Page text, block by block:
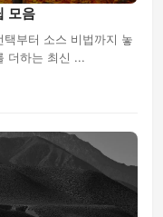
모음
부터 소스 비법까지 놓
더하는 최신 ...